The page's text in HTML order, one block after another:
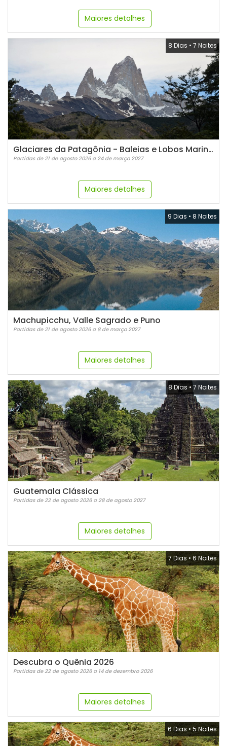
Maiores detalhes
8 Dias • 7 Noites
Glaciares da Patagônia - Baleias e Lobos Marinhos
Partidas de 21 de agosto 2026 a 24 de março 2027
Maiores detalhes
9 Dias • 8 Noites
Machupicchu, Valle Sagrado e Puno
Partidas de 21 de agosto 2026 a 8 de março 2027
Maiores detalhes
8 Dias •7 Noites
Guatemala Clássica
Partidas de 22 de agosto 2026 a 28 de agosto 2027
Maiores detalhes
7 Dias • 6 Noites
Descubra o Quênia 2026
Partidas de 22 de agosto 2026 a 14 de dezembro 2026
Maiores detalhes
6 Dias • 5 Noites